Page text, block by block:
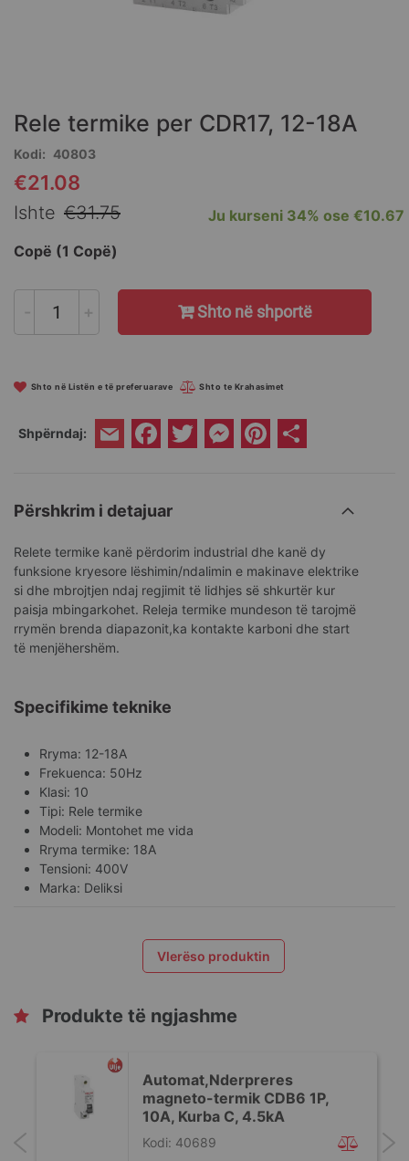
beginning
the
images
gallery
Rele termike per CDR17, 12-18A
Kodi
40803
Special
€21.08
Ishte €31.75 Ju kurseni 34% ose €10.67
Copë (1 Copë)
- + Shto në shportë
Shto në Listën e të preferuarave Shto te Krahasimet
Shpërndaj: Email Facebook
Twitter Messenger
Pinterest
Përshkrim i detajuar
Relete termike kanë përdorim industrial dhe kanë dy
funksione kryesore lëshimin/ndalimin e makinave elektrike
si dhe mbrojtjen ndaj regjimit të lidhjes së shkurtër kur
paisja mbingarkohet. Releja termike mundeson të tarojmë
rrymën brenda diapazonit,ka kontakte karboni dhe start
të menjëhershëm.
Specifikime teknike
Rryma: 12-18A
Frekuenca: 50Hz
Klasi: 10
Tipi: Rele termike
Modeli: Montohet me vida
Rryma termike: 18A
Tensioni: 400V
Marka: Deliksi
Vlerëso produktin
Produkte të ngjashme
Automat,Nderpreres
magneto-termik CDB6 1P,
10A, Kurba C, 4.5kA
Kodi: 40689